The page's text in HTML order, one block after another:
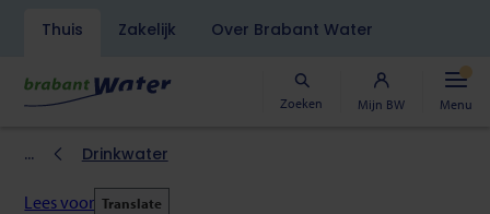
Overslaan
naar
de
gaan
Thuis Zakelijk Over Brabant Water
Zoeken Mijn BW Menu
Kruimelpad
Drinkwater
Lees voor Translate